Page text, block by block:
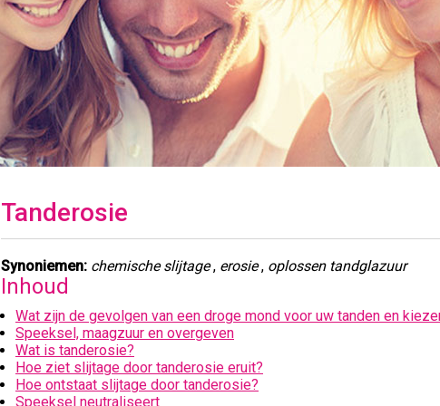
Tanderosie
Synoniemen: chemische slijtage, erosie, oplossen tandglazuur
Inhoud
Wat zijn de gevolgen van een droge mond voor uw tanden en
Speeksel, maagzuur en overgeven
Wat is tanderosie?
Hoe ziet slijtage door tanderosie eruit?
Hoe ontstaat slijtage door tanderosie?
Speeksel neutraliseert